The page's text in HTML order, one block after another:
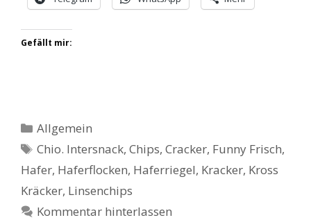
Gefällt mir:
Kategorien
Allgemein
Schlagwörter
Chio. Intersnack,Chips,Cracker, Funny Frisch,
Hafer, Haferflocken, Haferriegel, Kracker, Kross
Kräcker, Linsenchips
Kommentar hinterlassen